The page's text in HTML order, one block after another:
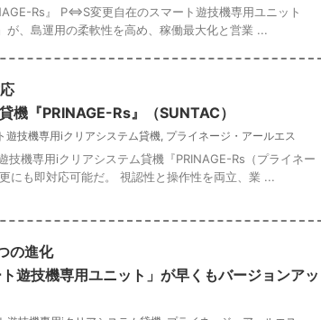
Rs』 P⇔S変更自在のスマート遊技機専用ユニット
が、島運用の柔軟性を高め、稼働最大化と営業 ...
機『PRINAGE-Rs』（SUNTAC）
遊技機専用iクリアシステム貸機 プライネージ・アールエス
機専用iクリアシステム貸機『PRINAGE-Rs（プライネー
にも即対応可能だ。 視認性と操作性を両立、業 ...
の進化
遊技機専用ユニット」が早くもバージョンアッ